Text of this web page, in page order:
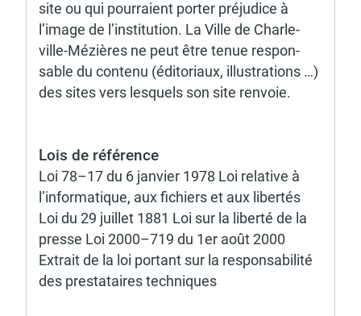
site ou qui pour­raient porter préju­dice à
l’image de l’ins­ti­tu­tion. La Ville de Char­le­
ville-Mézières ne peut être tenue respon­
sable du contenu (édito­riaux, illus­tra­tions …)
des sites vers lesquels son site renvoie.
Lois de réfé­rence
Loi 78–17 du 6 janvier 1978 Loi rela­tive à
l’in­for­ma­tique, aux fichiers et aux liber­tés
Loi du 29 juillet 1881 Loi sur la liberté de la
presse Loi 2000–719 du 1er août 2000
Extrait de la loi portant sur la respon­sa­bi­lité
des pres­ta­taires tech­niques